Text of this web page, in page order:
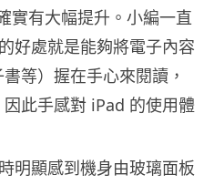
實有大幅提升。小編一直
好處就是能夠將電子內容
等）握在手心來閱讀，
此手感對 iPad 的使用體
明顯感到機身由玻璃面板